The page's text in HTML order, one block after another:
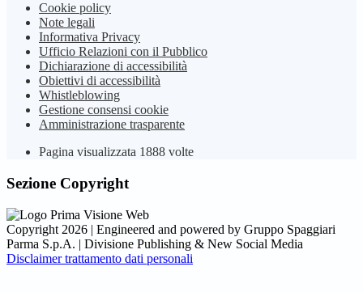
Cookie policy
Note legali
Informativa Privacy
Ufficio Relazioni con il Pubblico
Dichiarazione di accessibilità
Obiettivi di accessibilità
Whistleblowing
Gestione consensi cookie
Amministrazione trasparente
Pagina visualizzata 1888 volte
Sezione Copyright
Copyright 2026 | Engineered and powered by Gruppo Spaggiari
Parma S.p.A. | Divisione Publishing & New Social Media
Disclaimer trattamento dati personali